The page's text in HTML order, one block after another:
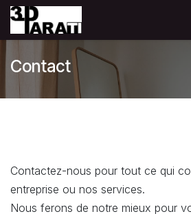
Se rendre au contenu
Contact
Contactez-nous pour tout ce qui
entreprise ou nos services.
Nous ferons de notre mieux pour